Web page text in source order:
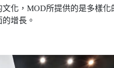
化，MOD所提供的是多樣
增長。